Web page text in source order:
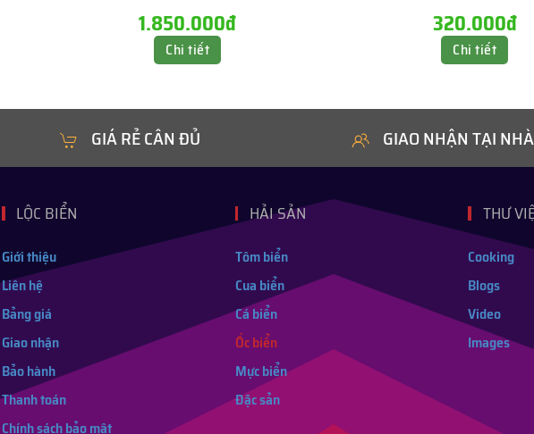
1.850.000đ
Chi tiết
320.000đ
Chi tiết
GIÁ RẺ CÂN ĐỦ GIAO NHẬN TẠI NHÀ
LỘC BIỂN
Giới thiệu
Liên hệ
Bảng giá
Giao nhận
Bảo hành
Thanh toán
Chính sách bảo mật
HẢI SẢN
Tôm biển
Cua biển
Cá biển
Ốc biển
Mực biển
Đặc sản
THƯ
Cooking
Blogs
Video
Images